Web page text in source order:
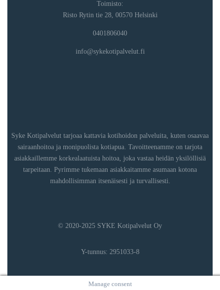
Toimisto:
Risto Rytin tie 28, 00570 Helsinki
0401806040
info@sykekotipalvelut.fi
Syke Kotipalvelut tarjoaa kattavia kotihoidon palveluita, kuten osaavaa
sairaanhoitoa ja monipuolista kotiapua. Tavoitteenamme on tarjota
asiakkaillemme korkealaatuista hoitoa, joka vastaa heidän yksilöllisiä
tarpeitaan. Pyrimme tukemaan asiakkaitamme asumaan kotona
mahdollisimman itsenäisesti ja turvallisesti.
© 2020-2025 SYKE Kotipalvelut Oy
Y-tunnus: 2951033-8
Manage consent